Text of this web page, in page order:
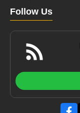
Follow Us